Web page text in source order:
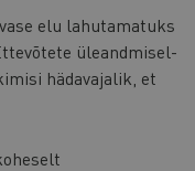
elu lahutamatuks
üleandmisel-
hädavajalik, et